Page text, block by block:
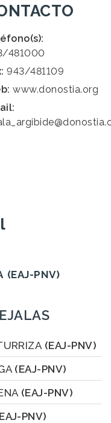
481000
943/481109
www.donostia.org
(EAJ-PNV)
(EAJ-PNV)
(EAJ-PNV)
(EAJ-PNV)
PNV)